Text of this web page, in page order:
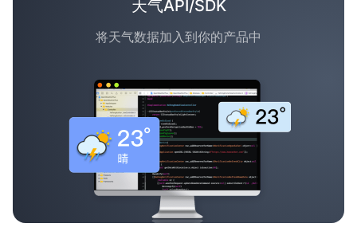
天气API/SDK
将天气数据加入到你的产品中